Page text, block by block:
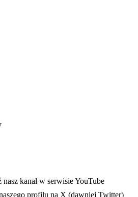
nowej karcie
się w nowej karcie
kanał w serwisie YouTube
profilu na X (dawniej Twitter)